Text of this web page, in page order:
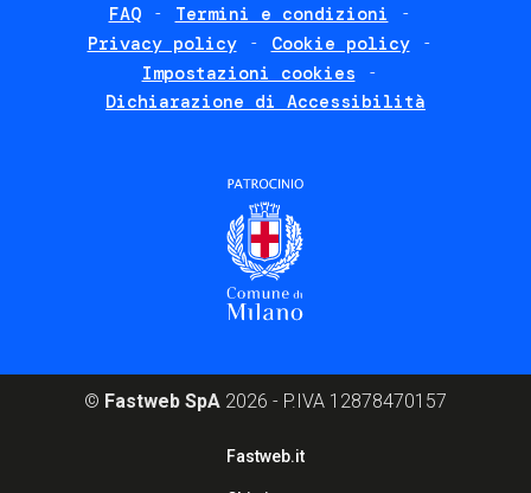
FAQ
Termini e condizioni
Privacy policy
Cookie policy
Impostazioni cookies
Dichiarazione di Accessibilità
© Fastweb SpA 2026 - P.IVA 12878470157
Fastweb.it